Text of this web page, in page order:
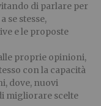
di parlare per
se stesse,
e le proposte
proprie opinioni,
con la capacità
dove, nuovi
migliorare scelte